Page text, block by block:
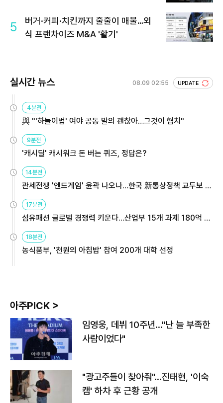
5
버거·커피·치킨까지 줄줄이 매물…외
식 프랜차이즈 M&A '활기'
실시간 뉴스 08.09 02:55 UPDATE
4분전
與 "'하늘이법' 여야 공동 발의 괜찮아…그것이 협치"
9분전
'캐시딜' 캐시워크 돈 버는 퀴즈, 정답은?
14분전
관세전쟁 '엔드게임' 윤곽 나오나…한국 新통상정책 교두보 활
17분전
섬유패션 글로벌 경쟁력 키운다…산업부 15개 과제 180억 지
18분전
농식품부, '천원의 아침밥' 참여 200개 대학 선정
아주PICK >
임영웅, 데뷔 10주년…"난 늘 부족한
사람이었다"
"광고주들이 찾아줘"…진태현, '이숙
캠' 하차 후 근황 공개